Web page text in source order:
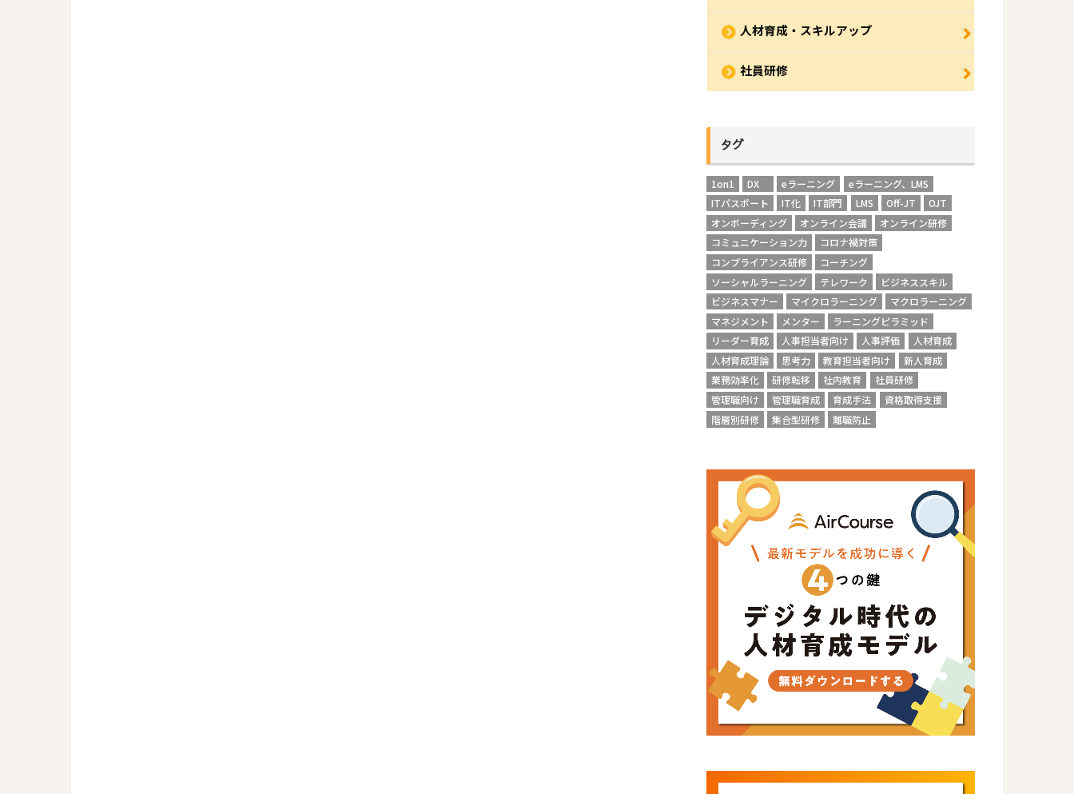
人材育成・スキルアップ
社員研修
タグ
1on1 DX eラーニング
eラーニング、LMS
ITパスポート
IT化 IT部門 LMS Off-JT
OJT
オンボーディング
オンライン会議
オンライン研修
コミュニケーション力
コロナ禍対策
コンプライアンス研修
コーチング
ソーシャルラーニング
テレワーク
ビジネススキル
ビジネスマナー
マイクロラーニング
マクロラーニング
マネジメント
メンター
ラーニングピラミッド
リーダー育成
人事担当者向け 人事評価
人材育成
人材育成理論
思考力 教育担当者向け
新人育成
業務効率化
研修転移 社内教育
社員研修
管理職向け
管理職育成 育成手法
資格取得支援
階層別研修
集合型研修 離職防止